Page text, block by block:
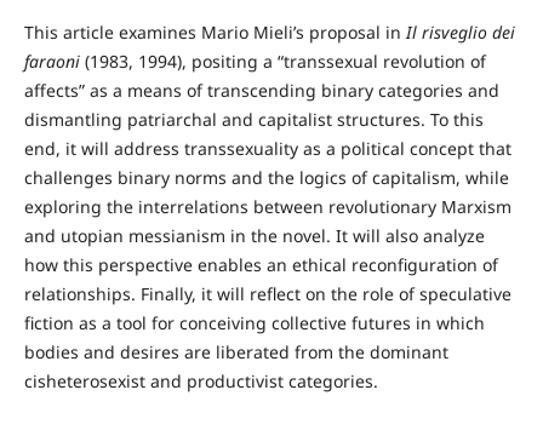
This article examines Mario Mieli’s proposal inIl risveglio dei
faraoni(1983, 1994), positing a “transsexual revolution of
affects” as a means of transcending binary categories and
dismantling patriarchal and capitalist structures. To this
end, it will address transsexuality as a political concept that
challenges binary norms and the logics of capitalism, while
exploring the interrelations between revolutionary Marxism
and utopian messianism in the novel. It will also analyze
how this perspective enables an ethical reconfiguration of
relationships. Finally, it will reflect on the role of speculative
fiction as a tool for conceiving collective futures in which
bodies and desires are liberated from the dominant
cisheterosexist and productivist categories.